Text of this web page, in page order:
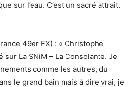
sur l’eau. C’est un sacré attrait.
49er FX) : « Christophe
sur La SNiM – La Consolante. Je
comme les autres, du
le grand bain mais à dire vrai, je